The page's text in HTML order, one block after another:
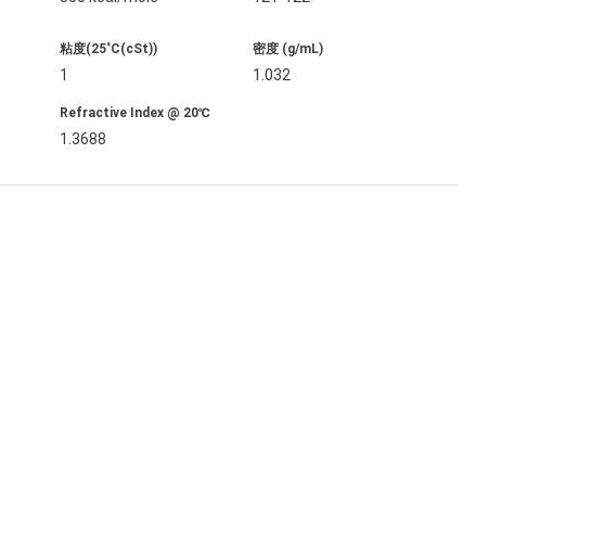
粘度(25˚C(cSt))
1
密度 (g/mL)
1.032
Refractive Index @ 20℃
1.3688